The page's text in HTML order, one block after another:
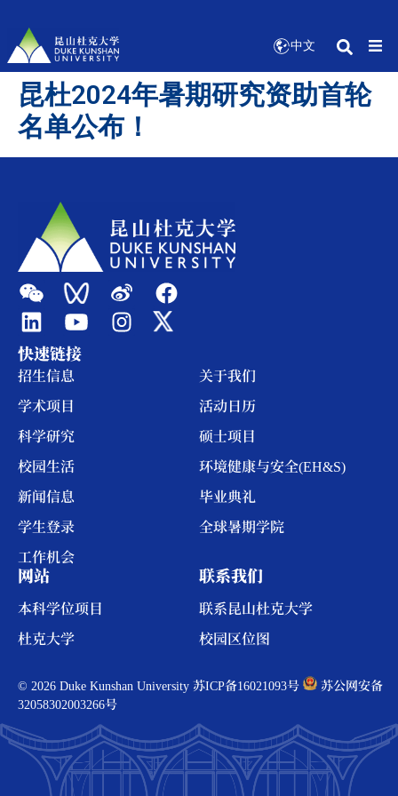
中文
昆杜2024年暑期研究资助首轮
名单公布！
快速链接
招生信息
学术项目
科学研究
校园生活
新闻信息
学生登录
工作机会
关于我们
活动日历
硕士项目
环境健康与安全(EH&S)
毕业典礼
全球暑期学院
网站
本科学位项目
杜克大学
联系我们
联系昆山杜克大学
校园区位图
© 2026 Duke Kunshan University 苏ICP备16021093号
苏公网安备
32058302003266号